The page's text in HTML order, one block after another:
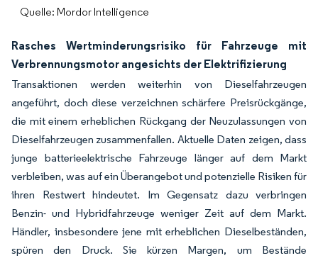
Quelle: Mordor Intelligence
Rasches Wertminderungsrisiko für Fahrzeuge mit
Verbrennungsmotor angesichts der Elektrifizierung
Transaktionen werden weiterhin von Dieselfahrzeugen
angeführt, doch diese verzeichnen schärfere Preisrückgänge,
die mit einem erheblichen Rückgang der Neuzulassungen von
Dieselfahrzeugen zusammenfallen. Aktuelle Daten zeigen, dass
junge batterieelektrische Fahrzeuge länger auf dem Markt
verbleiben, was auf ein Überangebot und potenzielle Risiken für
ihren Restwert hindeutet. Im Gegensatz dazu verbringen
Benzin- und Hybridfahrzeuge weniger Zeit auf dem Markt.
Händler, insbesondere jene mit erheblichen Dieselbeständen,
spüren den Druck. Sie kürzen Margen, um Bestände